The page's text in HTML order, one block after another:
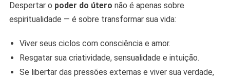
Despertar o poder do útero não é apenas sobre
espiritualidade — é sobre transformar sua vida:
Viver seus ciclos com consciência e amor.
Resgatar sua criatividade, sensualidade e intuição.
Se libertar das pressões externas e viver sua verdade,